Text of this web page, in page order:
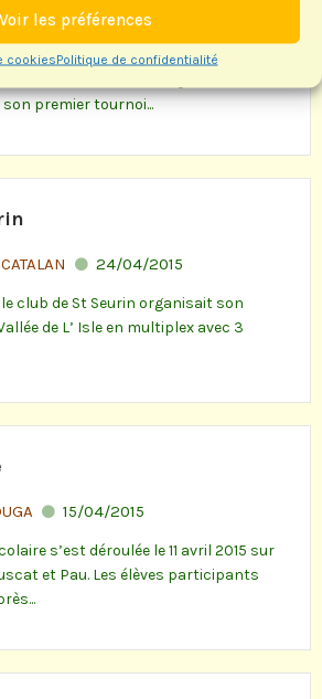
Voir les préférences
cookiesPolitique de confidentialité
31/05/2015
au premier tournoi open de Gujan-
premier tournoi...
24/04/2015
le club de St Seurin organisait son
de L’ Isle en multiplex avec 3
15/04/2015
s’est déroulée le 11 avril 2015 sur
et Pau. Les élèves participants